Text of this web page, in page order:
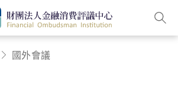
國外會議